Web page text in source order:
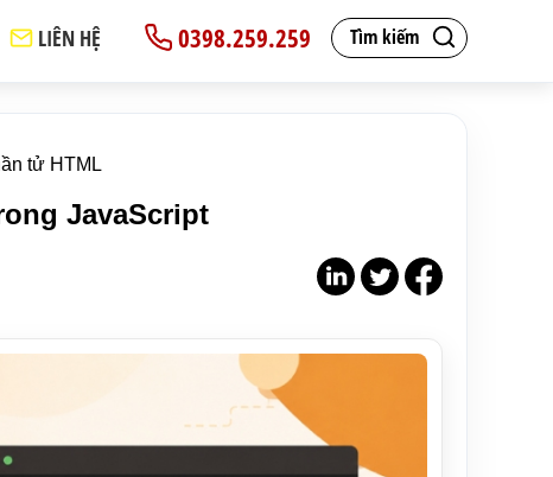
Tìm kiếm
0398.259.259
LIÊN HỆ
tử HTML
JavaScript